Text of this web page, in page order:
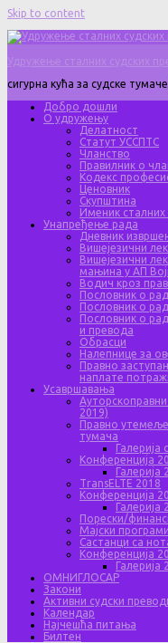
Skip to content
Удружење сталних судских
сигурна кућа за судске
Добро дошли
О удружењу
Делатност
Статут УССПТС
Чланство
Правилник о
Кодекс
Ценовник
Скупштина
Именик сталних
Унапређење рада
Дневник
Вишејезични
Вишејезични
мањина у АП
Водич кроз
Пословник о
Пословник о
Пословник о
и превода
Обрасци
Налепнице за
Правно
наплате
Усавршавања
2019)
Правно
тумача
Галерија
Конференција
Галерија
TransELTE 2018
Конференција
Галерија
Порески/
Мајски
Састанци са
Конференција
Галерија
ОМНИГЛОСАР
Закони
Активни судски
Календар
Најчешћа питања
Билтен